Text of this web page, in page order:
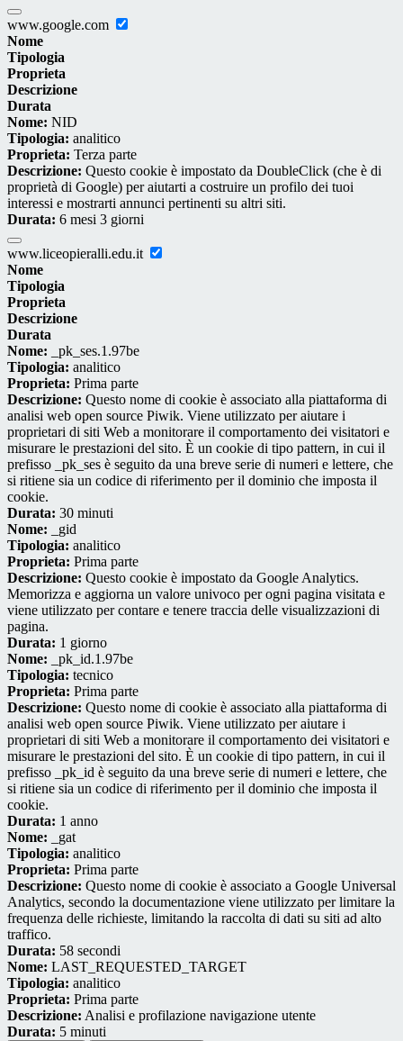
www.google.com
Nome
Tipologia
Proprieta
Descrizione
Durata
Nome: NID
Tipologia: analitico
Proprieta: Terza parte
Descrizione: Questo cookie è impostato da DoubleClick (che è di
proprietà di Google) per aiutarti a costruire un profilo dei tuoi
interessi e mostrarti annunci pertinenti su altri siti.
Durata: 6 mesi 3 giorni
www.liceopieralli.edu.it
Nome
Tipologia
Proprieta
Descrizione
Durata
Nome: _pk_ses.1.97be
Tipologia: analitico
Proprieta: Prima parte
Descrizione: Questo nome di cookie è associato alla piattaforma di
analisi web open source Piwik. Viene utilizzato per aiutare i
proprietari di siti Web a monitorare il comportamento dei visitatori e
misurare le prestazioni del sito. È un cookie di tipo pattern, in cui il
prefisso _pk_ses è seguito da una breve serie di numeri e lettere, che
si ritiene sia un codice di riferimento per il dominio che imposta il
cookie.
Durata: 30 minuti
Nome: _gid
Tipologia: analitico
Proprieta: Prima parte
Descrizione: Questo cookie è impostato da Google Analytics.
Memorizza e aggiorna un valore univoco per ogni pagina visitata e
viene utilizzato per contare e tenere traccia delle visualizzazioni di
pagina.
Durata: 1 giorno
Nome: _pk_id.1.97be
Tipologia: tecnico
Proprieta: Prima parte
Descrizione: Questo nome di cookie è associato alla piattaforma di
analisi web open source Piwik. Viene utilizzato per aiutare i
proprietari di siti Web a monitorare il comportamento dei visitatori e
misurare le prestazioni del sito. È un cookie di tipo pattern, in cui il
prefisso _pk_id è seguito da una breve serie di numeri e lettere, che
si ritiene sia un codice di riferimento per il dominio che imposta il
cookie.
Durata: 1 anno
Nome: _gat
Tipologia: analitico
Proprieta: Prima parte
Descrizione: Questo nome di cookie è associato a Google Universal
Analytics, secondo la documentazione viene utilizzato per limitare la
frequenza delle richieste, limitando la raccolta di dati su siti ad alto
traffico.
Durata: 58 secondi
Nome: LAST_REQUESTED_TARGET
Tipologia: analitico
Proprieta: Prima parte
Descrizione: Analisi e profilazione navigazione utente
Durata: 5 minuti